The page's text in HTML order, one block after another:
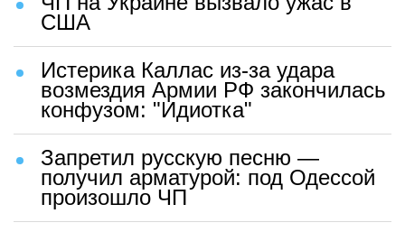
США
Истерика Каллас из-за удара
возмездия Армии РФ закончилась
конфузом: "Идиотка"
Запретил русскую песню —
получил арматурой: под Одессой
произошло ЧП